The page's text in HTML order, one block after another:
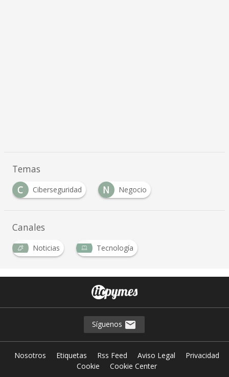
Temas
C
Ciberseguridad N Negocio
Canales
Noticias Tecnología
Síguenos
Nosotros Etiquetas Rss Feed Aviso Legal
Privacidad
Cookie
Cookie Center